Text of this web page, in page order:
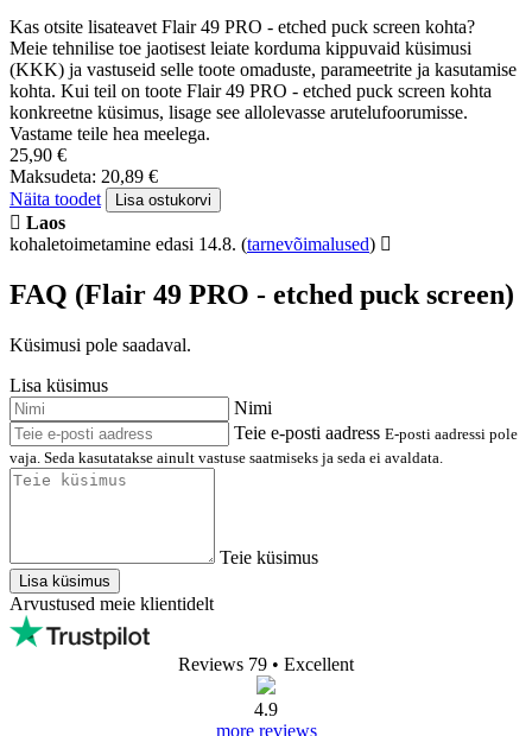
Kas otsite lisateavet Flair 49 PRO - etched puck screen kohta?
Meie tehnilise toe jaotisest leiate korduma kippuvaid küsimusi
(KKK) ja vastuseid selle toote omaduste, parameetrite ja kasutamise
kohta. Kui teil on toote Flair 49 PRO - etched puck screen kohta
konkreetne küsimus, lisage see allolevasse arutelufoorumisse.
Vastame teile hea meelega.
25,90 €
Maksudeta: 20,89 €
Näita toodet
Lisa ostukorvi
Laos
kohaletoimetamine edasi 14.8. (tarnevõimalused)
FAQ (Flair 49 PRO - etched puck screen)
Küsimusi pole saadaval.
Lisa küsimus
Nimi
Teie e-posti aadress E-posti aadressi pole
vaja. Seda kasutatakse ainult vastuse saatmiseks ja seda ei avaldata.
Teie küsimus
Lisa küsimus
Arvustused meie klientidelt
Reviews 79 • Excellent
4.9
more reviews